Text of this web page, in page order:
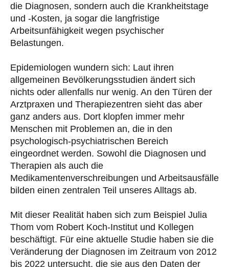
die Diagnosen, sondern auch die Krankheitstage
und -Kosten, ja sogar die langfristige
Arbeitsunfähigkeit wegen psychischer
Belastungen.
Epidemiologen wundern sich: Laut ihren
allgemeinen Bevölkerungsstudien ändert sich
nichts oder allenfalls nur wenig. An den Türen der
Arztpraxen und Therapiezentren sieht das aber
ganz anders aus. Dort klopfen immer mehr
Menschen mit Problemen an, die in den
psychologisch-psychiatrischen Bereich
eingeordnet werden. Sowohl die Diagnosen und
Therapien als auch die
Medikamentenverschreibungen und Arbeitsausfälle
bilden einen zentralen Teil unseres Alltags ab.
Mit dieser Realität haben sich zum Beispiel Julia
Thom vom Robert Koch-Institut und Kollegen
beschäftigt. Für eine aktuelle Studie haben sie die
Veränderung der Diagnosen im Zeitraum von 2012
bis 2022 untersucht, die sie aus den Daten der